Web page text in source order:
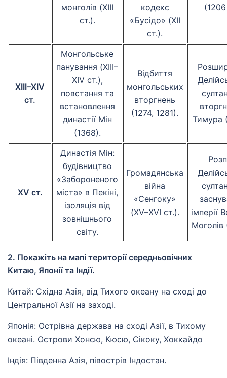
монголів (XIII
ст.).
кодекс
«Бусідо» (XII
ст.).
XIII–XIV
ст.
Монгольське
панування (XIII–
XIV ст.),
повстання та
встановлення
династії Мін
(1368).
Відбиття
монгольських
вторгнень
(1274, 1281).
Тимура
XV ст.
Династія Мін:
будівництво
«Забороненого
міста» в Пекіні,
ізоляція від
зовнішнього
світу.
Громадянська
війна
«Сенгоку»
(XV–XVI ст.).
імперії
Моголів
2. Покажіть на мапі території середньовічних
Китаю, Японії та Індії.
Китай: Східна Азія, від Тихого океану на сході до
Центральної Азії на заході.
Японія: Острівна держава на сході Азії, в Тихому
океані. Острови Хонсю, Кюсю, Сікоку, Хоккайдо
Індія: Південна Азія, півострів Індостан.